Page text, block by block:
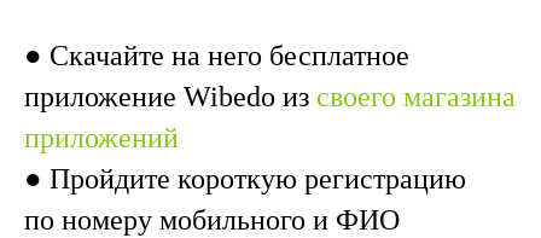
● Скачайте на него бесплатное
приложение Wibedo из своего магазина
приложений
● Пройдите короткую регистрацию
по номеру мобильного и ФИО